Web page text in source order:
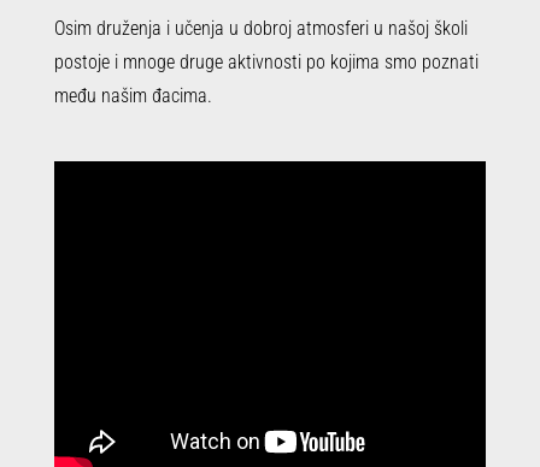
Osim druženja i učenja u dobroj atmosferi u našoj školi
postoje i mnoge druge aktivnosti po kojima smo poznati
među našim đacima.